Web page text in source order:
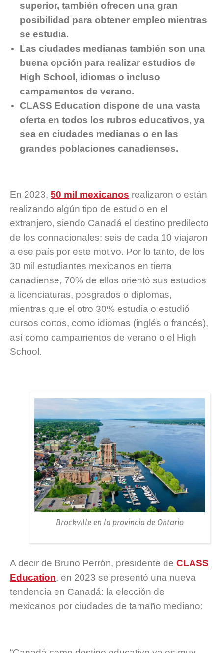
superior, también ofrecen una gran
posibilidad para obtener empleo mientras
se estudia.
Las ciudades medianas también son una
buena opción para realizar estudios de
High School, idiomas o incluso
campamentos de verano.
CLASS Education dispone de una vasta
oferta en todos los rubros educativos, ya
sea en ciudades medianas o en las
grandes poblaciones canadienses.
En 2023, 50 mil mexicanos realizaron o están
realizando algún tipo de estudio en el
extranjero, siendo Canadá el destino predilecto
de los connacionales: seis de cada 10 viajaron
a ese país por este motivo. Por lo tanto, de los
30 mil estudiantes mexicanos en tierra
canadiense, 70% de ellos orientó sus estudios
a licenciaturas, posgrados o diplomas,
mientras que el otro 30% estudia o estudió
cursos cortos, como idiomas (inglés o francés),
así como campamentos de verano o el High
School.
Brockville en la provincia de Ontario
A decir de Bruno Perrón, presidente de CLASS
Education, en 2023 se presentó una nueva
tendencia en Canadá: la elección de
mexicanos por ciudades de tamaño mediano: